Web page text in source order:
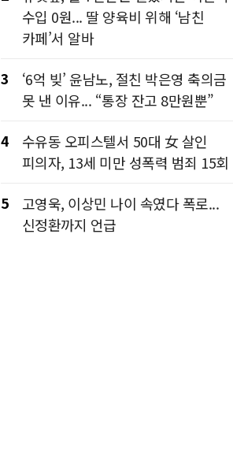
수입 0원... 딸 양육비 위해 ‘남친
카페’서 알바
3
‘6억 빚’ 윤남노, 절친 박은영 축의금
못 낸 이유... “통장 잔고 8만원뿐”
4
수유동 오피스텔서 50대 女 살인
피의자, 13세 미만 성폭력 범죄 15회
5
고영욱, 이상민 나이 속였다 폭로...
신정환까지 언급